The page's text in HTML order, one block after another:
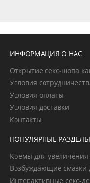
ИНФОРМАЦИЯ О НАС
Открытие секс-шопа
Условия
Условия оплаты
Условия доставки
Контакты
ПОПУЛЯРНЫЕ РАЗДЕЛЫ
Кремы для увеличения
Возбуждающие
Интерактивные секс-